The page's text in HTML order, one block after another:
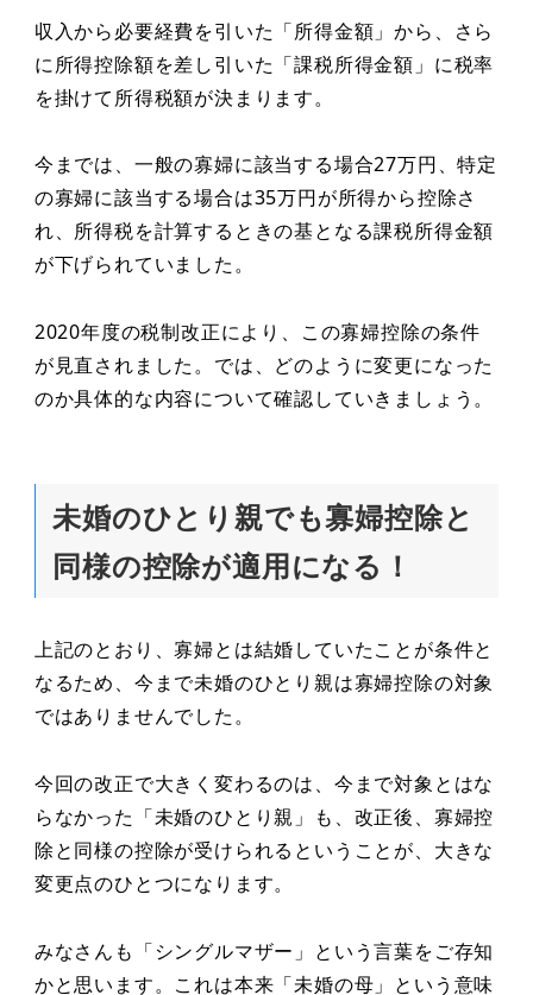
収入から必要経費を引いた「所得金額」から、さら
に所得控除額を差し引いた「課税所得金額」に税率
を掛けて所得税額が決まります。
今までは、一般の寡婦に該当する場合27万円、特定
の寡婦に該当する場合は35万円が所得から控除さ
れ、所得税を計算するときの基となる課税所得金額
が下げられていました。
2020年度の税制改正により、この寡婦控除の条件
が見直されました。では、どのように変更になった
のか具体的な内容について確認していきましょう。
未婚のひとり親でも寡婦控除と
同様の控除が適用になる！
上記のとおり、寡婦とは結婚していたことが条件と
なるため、今まで未婚のひとり親は寡婦控除の対象
ではありませんでした。
今回の改正で大きく変わるのは、今まで対象とはな
らなかった「未婚のひとり親」も、改正後、寡婦控
除と同様の控除が受けられるということが、大きな
変更点のひとつになります。
みなさんも「シングルマザー」という言葉をご存知
かと思います。これは本来「未婚の母」という意味